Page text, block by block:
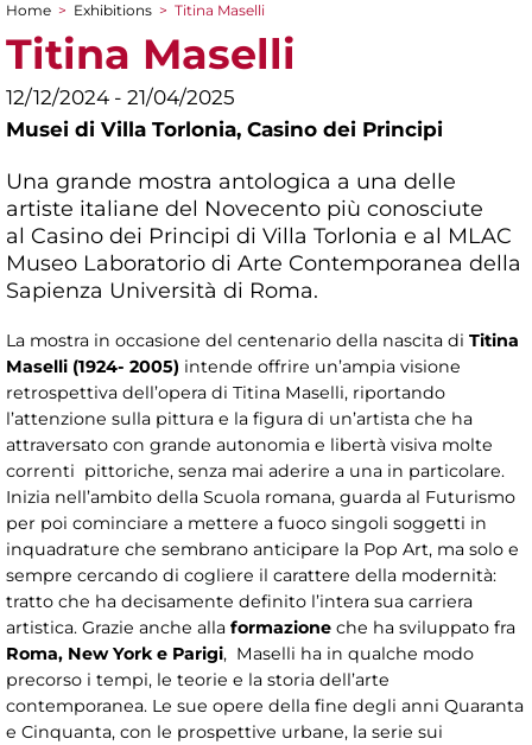
You are here
Home > Exhibitions > Titina Maselli
Titina Maselli
12/12/2024 - 21/04/2025
Musei di Villa Torlonia, Casino dei Principi
Una grande mostra antologica a una delle
artiste italiane del Novecento più conosciute
al Casino dei Principi di Villa Torlonia e al MLAC
Museo Laboratorio di Arte Contemporanea della
Sapienza Università di Roma.
La mostra in occasione del centenario della nascita di Titina
Maselli (1924- 2005) intende offrire un’ampia visione
retrospettiva dell’opera di Titina Maselli, riportando
l’attenzione sulla pittura e la figura di un’artista che ha
attraversato con grande autonomia e libertà visiva molte
correnti pittoriche, senza mai aderire a una in particolare.
Inizia nell’ambito della Scuola romana, guarda al Futurismo
per poi cominciare a mettere a fuoco singoli soggetti in
inquadrature che sembrano anticipare la Pop Art, ma solo e
sempre cercando di cogliere il carattere della modernità:
tratto che ha decisamente definito l’intera sua carriera
artistica. Grazie anche alla formazione che ha sviluppato fra
Roma, New York e Parigi, Maselli ha in qualche modo
precorso i tempi, le teorie e la storia dell’arte
contemporanea. Le sue opere della fine degli anni Quaranta
e Cinquanta, con le prospettive urbane, la serie sui